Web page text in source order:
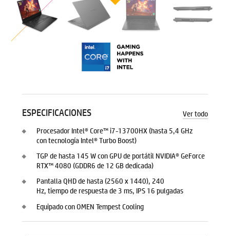
ESPECIFICACIONES
Ver todo
Procesador Intel® Core™ i7-13700HX (hasta 5,4 GHz
con tecnología Intel® Turbo Boost)
TGP de hasta 145 W con GPU de portátil NVIDIA® GeForce
RTX™ 4080 (GDDR6 de 12 GB dedicada)
Pantalla QHD de hasta (2560 x 1440), 240
Hz, tiempo de respuesta de 3 ms, IPS 16 pulgadas
Equipado con OMEN Tempest Cooling